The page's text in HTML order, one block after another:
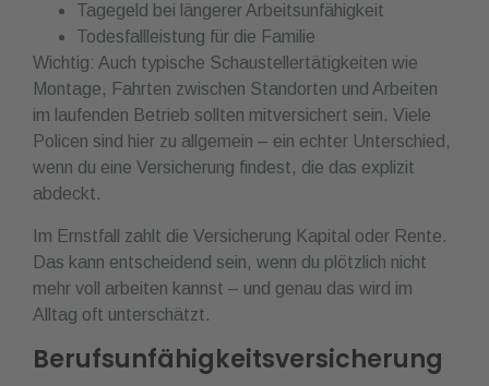
Tagegeld bei längerer Arbeitsunfähigkeit
Todesfallleistung für die Familie
Wichtig: Auch typische Schaustellertätigkeiten wie
Montage, Fahrten zwischen Standorten und Arbeiten
im laufenden Betrieb sollten mitversichert sein. Viele
Policen sind hier zu allgemein – ein echter Unterschied,
wenn du eine Versicherung findest, die das explizit
abdeckt.
Im Ernstfall zahlt die Versicherung Kapital oder Rente.
Das kann entscheidend sein, wenn du plötzlich nicht
mehr voll arbeiten kannst – und genau das wird im
Alltag oft unterschätzt.
Berufsunfähigkeitsversicherung